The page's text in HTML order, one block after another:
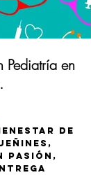
Pediatría en
de
pasión,